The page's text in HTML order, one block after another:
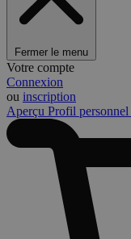
Fermer le menu
Votre compte
Connexion
ou inscription
Aperçu Profil personnel